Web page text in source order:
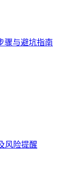
骤与避坑指南
风险提醒